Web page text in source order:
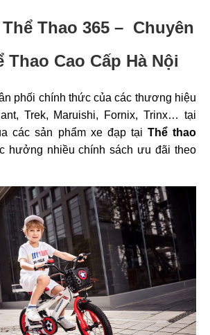
Thao 365 – Chuyên
Thao Cao Cấp Hà Nội
phối chính thức của các thương hiệu
Trek, Maruishi, Fornix, Trinx… tại
các sản phẩm xe đạp tại Thể thao
hưởng nhiều chính sách ưu đãi theo